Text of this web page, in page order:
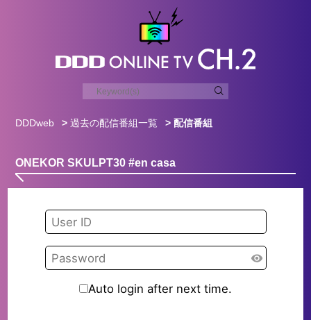
DDDweb >過去の配信番組一覧 > 配信番組
ONEKOR SKULPT30 #en casa